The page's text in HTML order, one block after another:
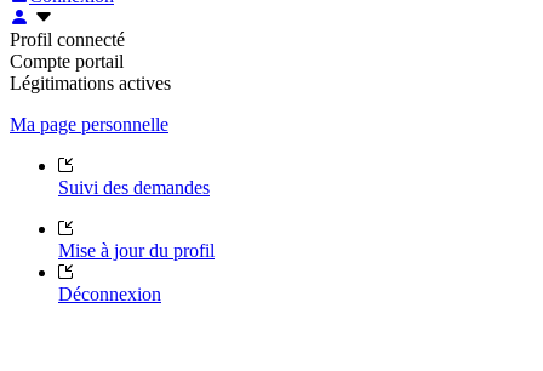
Profil connecté
Compte portail
Légitimations actives
Ma page personnelle
Suivi des demandes
Mise à jour du profil
Déconnexion